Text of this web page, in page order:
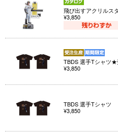
飛び出すアクリルス
¥3,850
TBDS 選手Tシャツ
¥3,850
TBDS 選手Tシャツ
¥3,850